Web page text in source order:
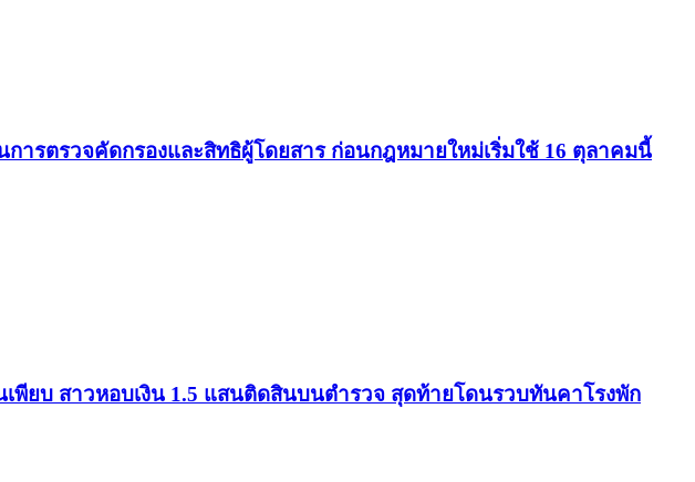
ารตรวจคัดกรองและสิทธิผู้โดยสาร ก่อนกฎหมายใหม่เริ่มใช้ 16 ตุลาคมนี้
พียบ สาวหอบเงิน 1.5 แสนติดสินบนตำรวจ สุดท้ายโดนรวบทันคาโรงพัก